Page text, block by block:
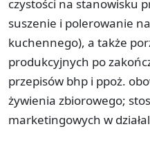
czystości na stanowisku
suszenie i polerowanie
kuchennego), a także
produkcyjnych po
przepisów bhp i ppoż.
żywienia zbiorowego;
marketingowych w